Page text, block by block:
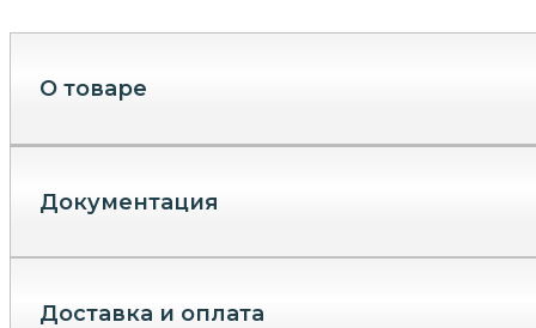
О товаре
Документация
Доставка и оплата